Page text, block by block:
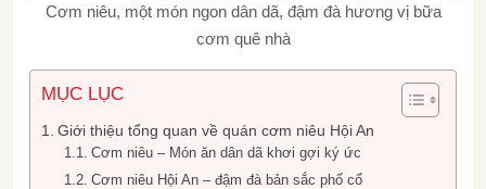
Cơm niêu, một món ngon dân dã, đậm đà hương vị bữa
cơm quê nhà
MỤC LỤC
Giới thiệu tổng quan về quán cơm niêu Hội An
Cơm niêu – Món ăn dân dã khơi gợi ký ức
Cơm niêu Hội An – đậm đà bản sắc phố cổ